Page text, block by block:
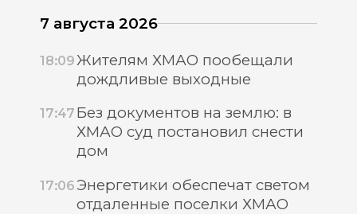
7 августа 2026
18:09 Жителям ХМАО пообещали
дождливые выходные
17:47 Без документов на землю: в
ХМАО суд постановил снести
дом
17:06 Энергетики обеспечат светом
отдаленные поселки ХМАО